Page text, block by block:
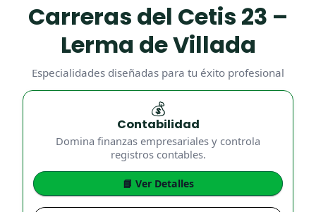
Carreras del Cetis 23 –
Lerma de Villada
Especialidades diseñadas para tu éxito profesional
💰
Contabilidad
Domina finanzas empresariales y controla
registros contables.
📘 Ver Detalles